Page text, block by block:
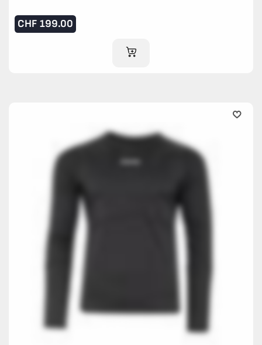
CHF 199.00
IM WARENKORB